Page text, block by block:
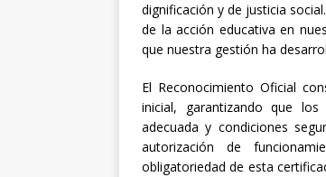
dignificación y de justicia
de la acción educativa en
que nuestra gestión ha
El Reconocimiento Oficial
inicial, garantizando que los
adecuada y condiciones
autorización de
obligatoriedad de esta